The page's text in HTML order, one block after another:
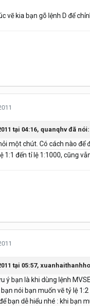
vẽ kia bạn gõ lệnh D để
tại 04:16, quanqhv đã nói:
một chút. Có cách nào
1:1 đến tỉ lệ 1:1000, cũng
tại 05:57,
ý bạn là khi dùng lệnh
nói bạn muốn vẽ tỷ lệ
bạn dễ hiểu nhé : khi bạn